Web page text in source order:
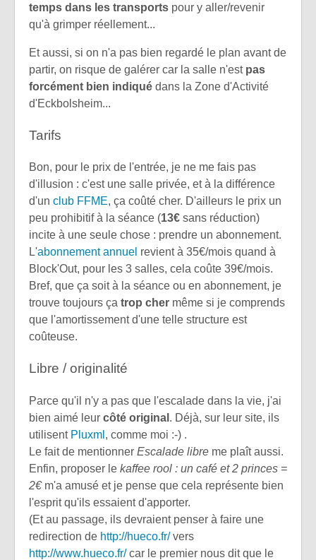
temps dans les transports pour y aller/revenir
qu'à grimper réellement...
Et aussi, si on n'a pas bien regardé le plan avant de
partir, on risque de galérer car la salle n'est pas
forcément bien indiqué dans la Zone d'Activité
d'Eckbolsheim...
Tarifs
Bon, pour le prix de l'entrée, je ne me fais pas
d'illusion : c'est une salle privée, et à la différence
d'un club FFME, ça coûté cher. D'ailleurs le prix un
peu prohibitif à la séance (13€ sans réduction)
incite à une seule chose : prendre un abonnement.
L'abonnement annuel revient à 35€/mois quand à
Block'Out, pour les 3 salles, cela coûte 39€/mois.
Bref, que ça soit à la séance ou en abonnement, je
trouve toujours ça trop cher même si je comprends
que l'amortissement d'une telle structure est
coûteuse.
Libre / originalité
Parce qu'il n'y a pas que l'escalade dans la vie, j'ai
bien aimé leur côté original . Déjà, sur leur site, ils
utilisent Pluxml , comme moi :-) .
Le fait de mentionner Escalade libre me plaît aussi.
Enfin, proposer le kaffee rool : un café et 2 princes =
2€m'a amusé et je pense que cela représente bien
l'esprit qu'ils essaient d'apporter.
(Et au passage, ils devraient penser à faire une
redirection de http://hueco.fr/vers
http://www.hueco.fr/car le premier nous dit que le